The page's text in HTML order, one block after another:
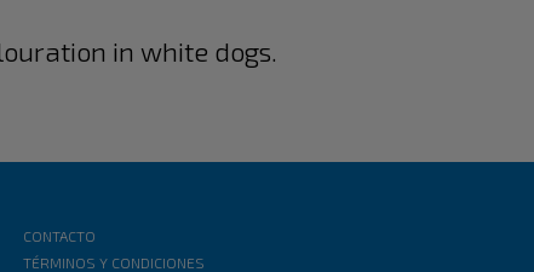
in white dogs.
CONTACTO
TÉRMINOS Y CONDICIONES